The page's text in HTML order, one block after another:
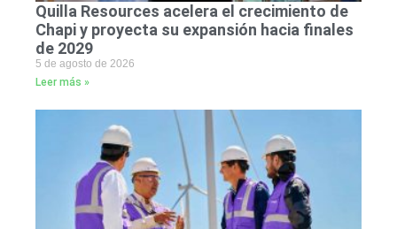
Quilla Resources acelera el crecimiento de
Chapi y proyecta su expansión hacia finales
de 2029
5 de agosto de 2026
Leer más »